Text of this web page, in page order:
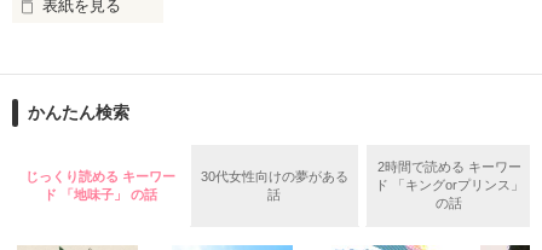
2026.6.5～2026.7.25
＊以前、公開していた話の改稿版です＊
表紙を見る
ションの企画戦略室で働いている。
めた、同期で恋人の石垣守（26）がいるのだが、後輩の姫原由
いた。
守と由羅から『便利屋雛子』と馬鹿にされ、一人こっそり泣い
ていた雛子に、企画戦略室の上司である雪瀬鷹哉（29）が
かんたん検索
じっくり読める キーワー
ド 「地味子」 の話
30代女性向けの夢がある
話
2時間で読める キーワー
ド 「キングorプリンス」
の話